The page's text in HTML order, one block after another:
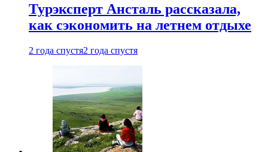
Турэксперт Ансталь рассказала,
как сэкономить на летнем отдыхе
2 года спустя2 года спустя